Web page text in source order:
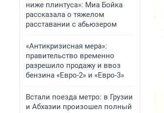
ниже плинтуса»: Миа Бойка
рассказала о тяжелом
расставании с абьюзером
«Антикризисная мера»:
правительство временно
разрешило продажу и ввоз
бензина «Евро-2» и «Евро-3»
Встали поезда метро: в Грузии
и Абхазии произошел полный